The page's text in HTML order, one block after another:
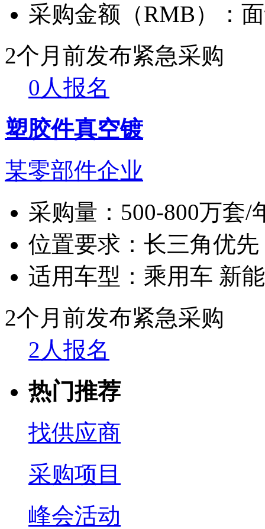
采购金额（RMB）：
2个月前发布紧急采购
0人报名
塑胶件真空镀
某零部件企业
采购量： 500-800万套/
位置要求： 长三角优先
适用车型： 乘用车 新
2个月前发布紧急采购
2人报名
热门推荐
找供应商
采购项目
峰会活动